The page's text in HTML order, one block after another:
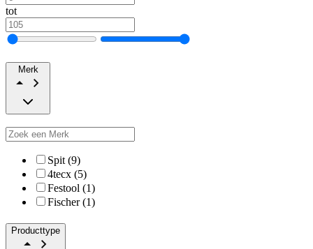
tot
Merk
Spit (9)
4tecx (5)
Festool (1)
Fischer (1)
Producttype